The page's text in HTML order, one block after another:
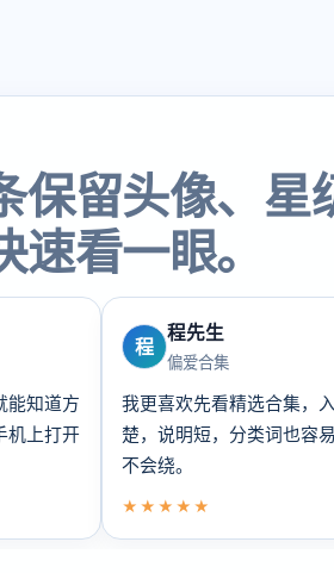
保留头像、
看一眼。
能知道方
机上打开
程
程先生
偏爱合集
我更喜欢先看精选合集，
楚，说明短，分类词也容易
不会绕。
★★★★★